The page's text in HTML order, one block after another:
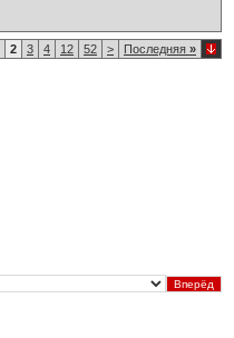
2 3 4 12 52 > Последняя »